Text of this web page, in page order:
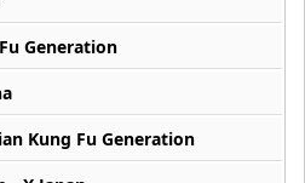
Generation
Kung Fu Generation